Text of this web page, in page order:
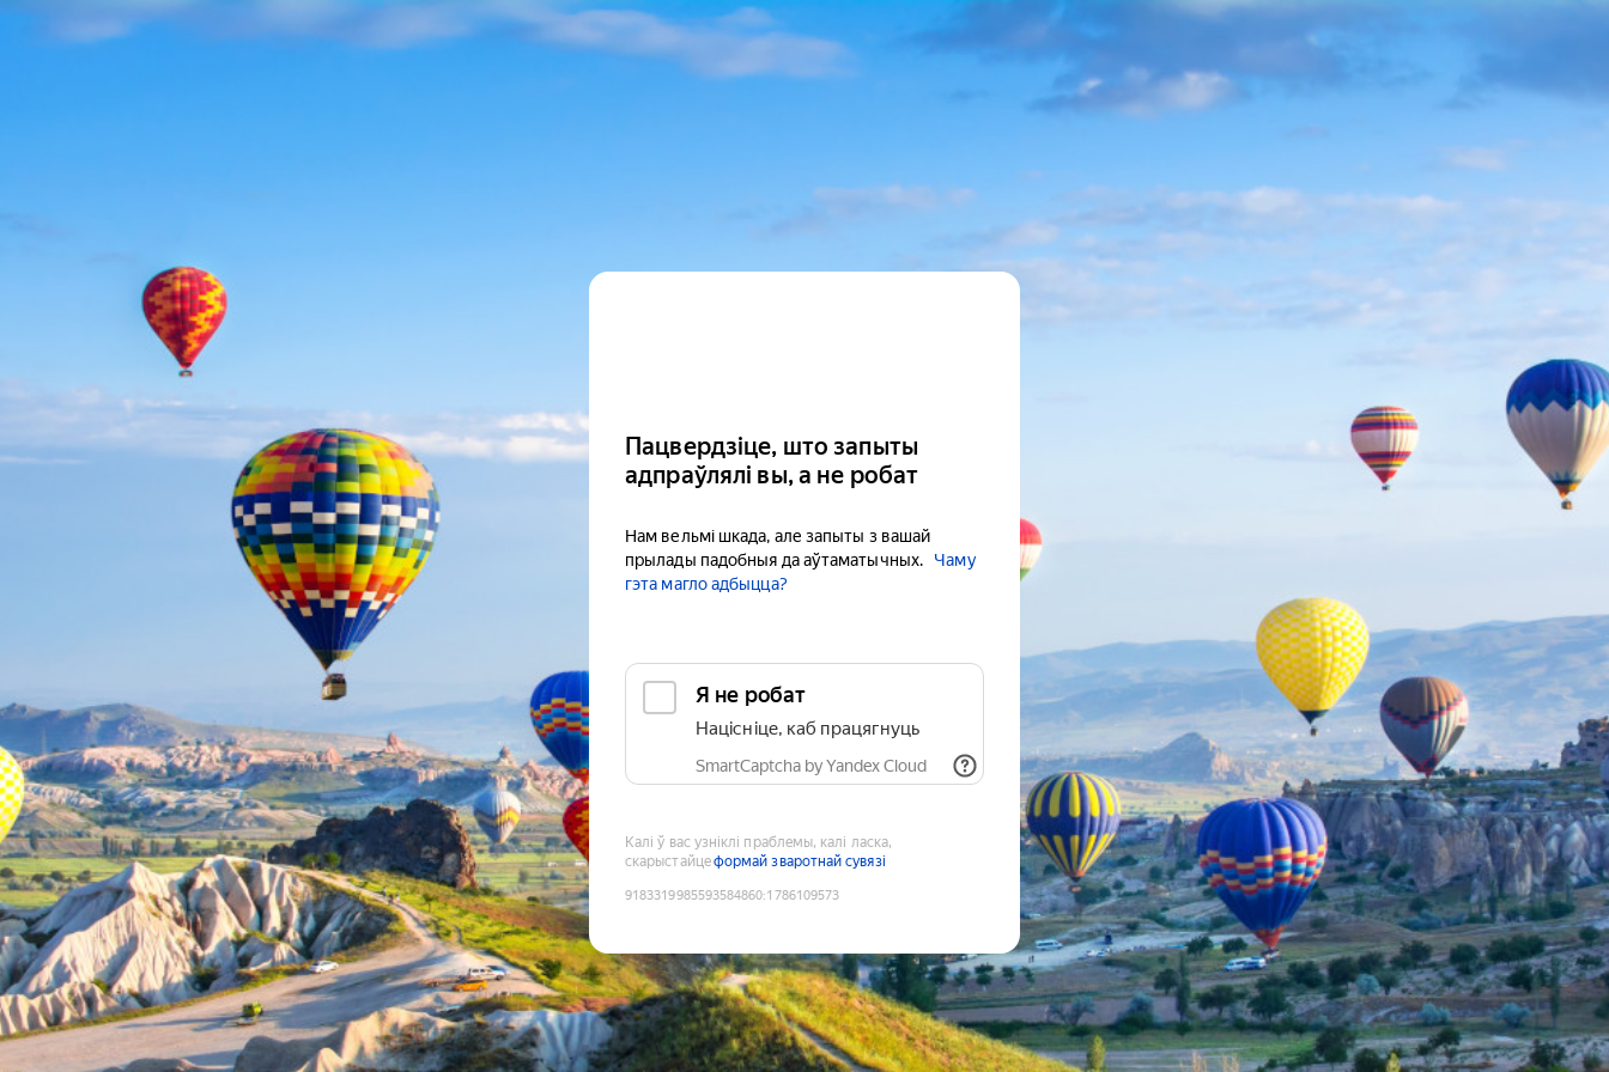
Пацвердзіце, што запыты
адпраўлялі вы, а не робат
Нам вельмі шкада, але запыты з вашай
прылады падобныя да аўтаматычных.
Чаму
гэта магло адбыцца?
Я не робат
Націсніце, каб працягнуць
SmartCaptcha by Yandex Cloud
Калі ў вас узніклі праблемы, калі ласка,
скарыстайцеформай зваротнай сувязі
9183319985593584860:1786109573